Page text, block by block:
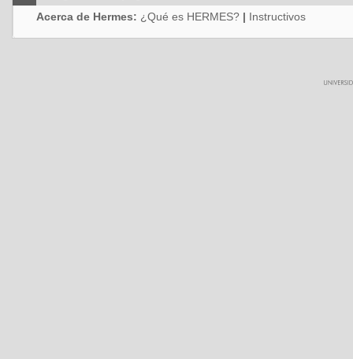
Acerca de Hermes: ¿Qué es HERMES? | Instructivos